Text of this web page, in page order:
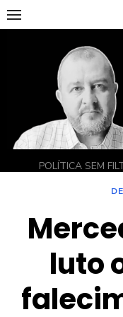
Skip
to
POLÍTICA SEM
luto